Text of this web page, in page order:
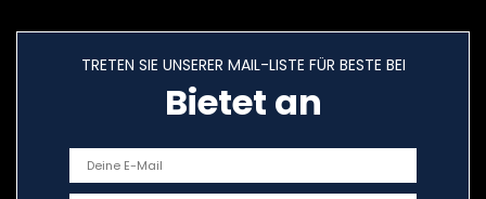
TRETEN SIE UNSERER MAIL-LISTE FÜR BESTE BEI
Bietet an